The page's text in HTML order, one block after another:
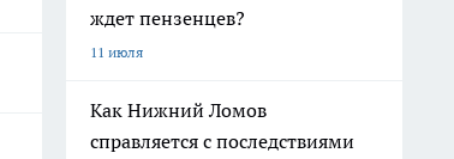
ждет пензенцев?
11 июля
Как Нижний Ломов
справляется с последствиями